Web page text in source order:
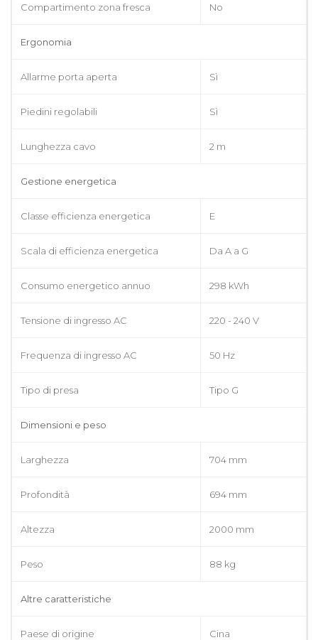
Compartimento zona fresca No
Ergonomia
Allarme porta aperta Sì
Piedini regolabili Sì
Lunghezza cavo 2 m
Gestione energetica
Classe efficienza energetica E
Scala di efficienza energetica Da A a G
Consumo energetico annuo 298 kWh
Tensione di ingresso AC 220 - 240 V
Frequenza di ingresso AC 50 Hz
Tipo di presa Tipo G
Dimensioni e peso
Larghezza 704 mm
Profondità 694 mm
Altezza 2000 mm
Peso 88 kg
Altre caratteristiche
Paese di origine Cina